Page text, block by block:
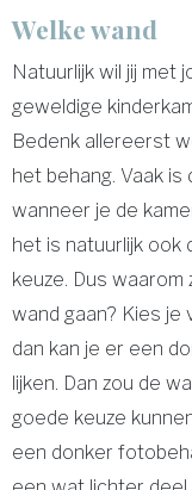
Welke wand
Natuurlijk wil jij met
geweldige
Bedenk allereerst
het behang. Vaak
wanneer je de
het is natuurlijk ook
keuze. Dus
wand gaan? Kies je
dan kan je er een
lijken. Dan zou de
goede keuze
een donker